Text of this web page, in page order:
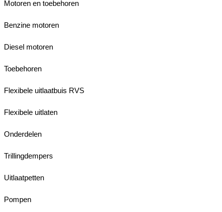
Motoren en toebehoren
Benzine motoren
Diesel motoren
Toebehoren
Flexibele uitlaatbuis RVS
Flexibele uitlaten
Onderdelen
Trillingdempers
Uitlaatpetten
Pompen